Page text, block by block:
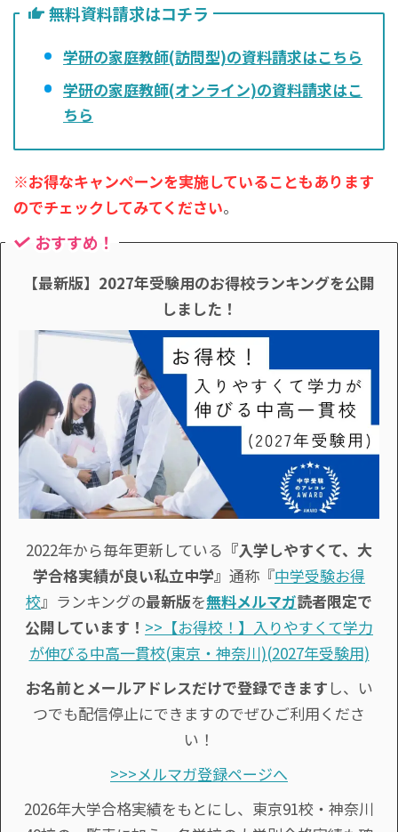
無料資料請求はコチラ
学研の家庭教師(訪問型)の資料請求はこちら
学研の家庭教師(オンライン)の資料請求はこ
ちら
※お得なキャンペーンを実施していることもあります
のでチェックしてみてください。
おすすめ！
【最新版】2027年受験用のお得校ランキングを公開
しました！
2022年から毎年更新している 『入学しやすくて、大
学合格実績が良い私立中学』 通称『中学受験お得
校』ランキングの最新版を無料メルマガ読者限定で
公開しています！ >>【お得校！】入りやすくて学力
が伸びる中高一貫校(東京・神奈川)(2027年受験用)
お名前とメールアドレスだけで登録できます し、い
つでも配信停止にできますのでぜひご利用くださ
い！
>>>メルマガ登録ページへ
2026年大学合格実績をもとにし、東京91校・神奈川